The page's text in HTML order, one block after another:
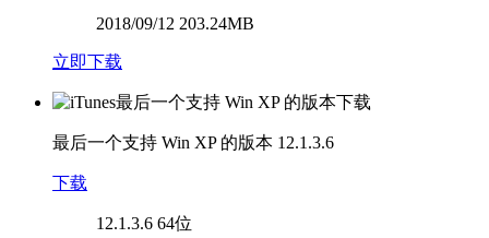
2018/09/12 203.24MB
立即下载
最后一个支持 Win XP 的版本 12.1.3.6
下载
12.1.3.6 64位